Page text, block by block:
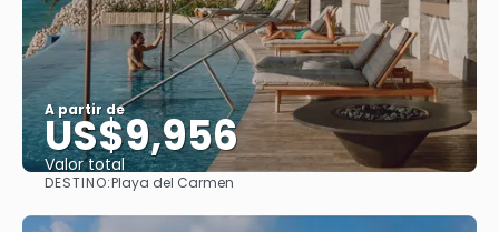
A partir de
US$9,956
Valor total
Saiba mais
DESTINO:Playa del Carmen